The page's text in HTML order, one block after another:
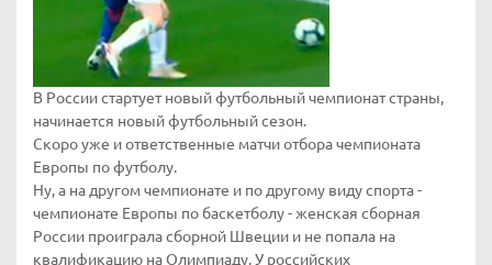
В России стартует новый футбольный чемпионат страны,
начинается новый футбольный сезон.
Скоро уже и ответственные матчи отбора чемпионата
Европы по футболу.
Ну, а на другом чемпионате и по другому виду спорта -
чемпионате Европы по баскетболу - женская сборная
России проиграла сборной Швеции и не попала на
квалификацию на Олимпиаду. У российских